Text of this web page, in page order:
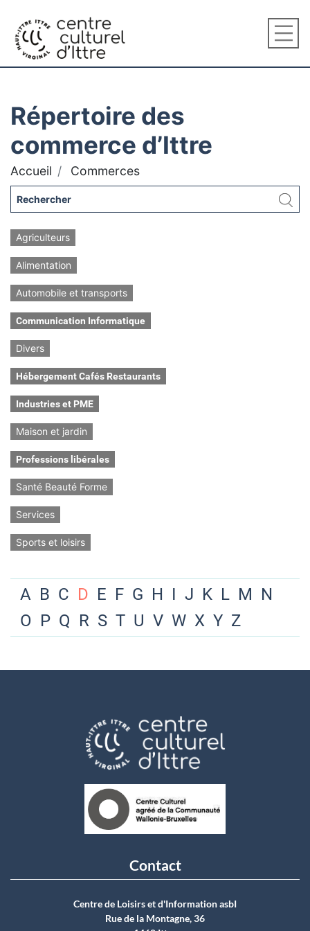
Répertoire des
commerce d’Ittre
Accueil Commerces
Agriculteurs
Alimentation
Automobile et transports
Communication Informatique
Divers
Hébergement Cafés Restaurants
Industries et PME
Maison et jardin
Professions libérales
Santé Beauté Forme
Services
Sports et loisirs
A B C D E F G H I J K L M N
O P Q R S T U V W X Y Z
Contact
Centre de Loisirs et d'Information asbI
Rue de la Montagne, 36